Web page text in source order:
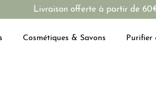
Livraison offerte à partir de
Cosmétiques & Savons Purifier